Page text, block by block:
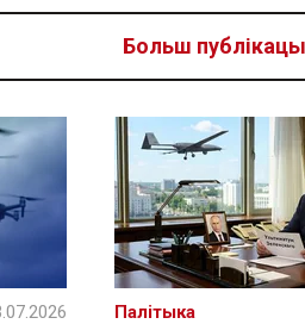
Больш
Палітыка